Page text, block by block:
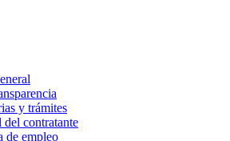
y trámites
del contratante
de empleo